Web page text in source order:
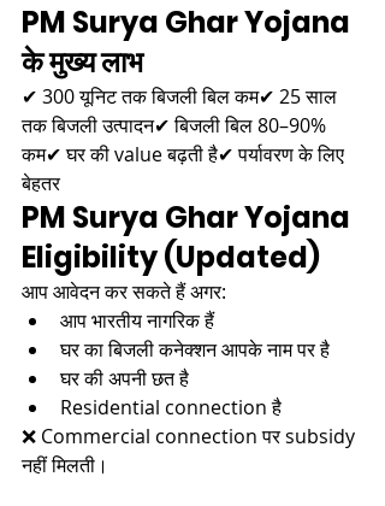
PM Surya Ghar Yojana
के मुख्य लाभ
✔ 300 यूनिट तक बिजली बिल कम✔ 25 साल
तक बिजली उत्पादन✔ बिजली बिल 80–90%
कम✔ घर की value बढ़ती है✔ पर्यावरण के लिए
बेहतर
PM Surya Ghar Yojana
Eligibility (Updated)
आप आवेदन कर सकते हैं अगर:
आप भारतीय नागरिक हैं
घर का बिजली कनेक्शन आपके नाम पर है
घर की अपनी छत है
Residential connection है
❌ Commercial connection पर subsidy
नहीं मिलती।